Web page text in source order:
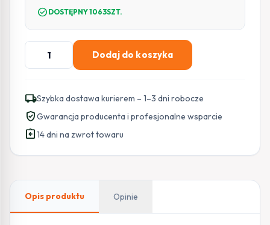
check_circle DOSTĘPNY 1063SZT.
ilość
Motion
Dodaj do koszyka
local_shippingSzybka dostawa kurierem – 1–3 dni robocze
verified_userGwarancja producenta i profesjonalne wsparcie
assignment_return14 dni na zwrot towaru
Opis produktu Opinie